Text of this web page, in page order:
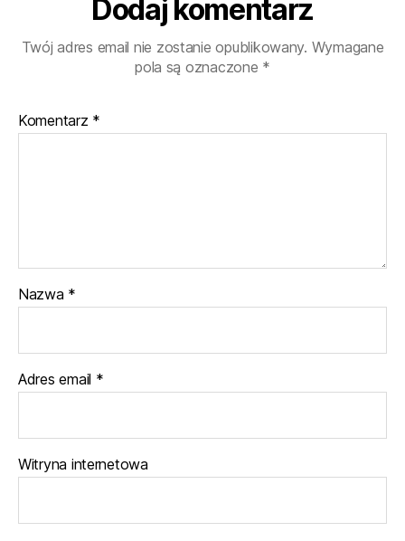
Dodaj komentarz
Twój adres email nie zostanie opublikowany. Wymagane
pola są oznaczone *
Komentarz *
Nazwa *
Adres email *
Witryna internetowa